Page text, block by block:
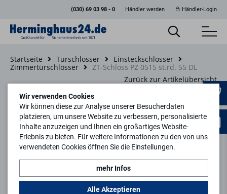
(030) 69 03 98 - 0 Händler werden Händler-Login
Startseite Türschlösser
Einsteckschlösser
Zimmertürschlösser
ZT-Schloss PZ 0515 st.rd. 55 DL
Zurück zur Artikelübersicht
Wir verwenden Cookies
Wir können diese zur Analyse unserer Besucherdaten
platzieren, um unsere Website zu verbessern, personalisierte
Inhalte anzuzeigen und Ihnen ein großartiges Website-
Erlebnis zu bieten. Für weitere Informationen zu den von uns
verwendeten Cookies öffnen Sie die Einstellungen.
mehr Infos
Alle Akzeptieren